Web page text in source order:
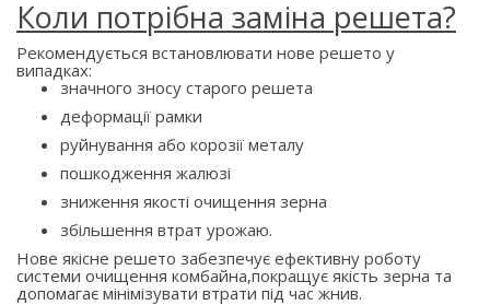
Коли потрібна заміна решета?
Рекомендується встановлювати нове решето у
випадках:
значного зносу старого решета
деформації рамки
руйнування або корозії металу
пошкодження жалюзі
зниження якості очищення зерна
збільшення втрат урожаю.
Нове якісне решето забезпечує ефективну роботу
системи очищення комбайна,покращує якість зерна та
допомагає мінімізувати втрати під час жнив.